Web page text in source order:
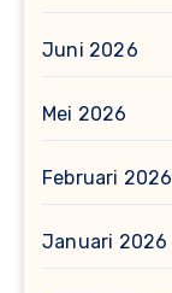
Juni 2026
Mei 2026
Februari 2026
Januari 2026